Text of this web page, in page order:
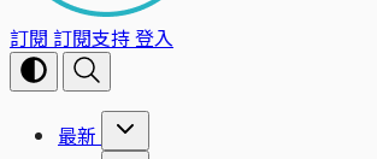
訂閱 訂閱支持登入
最新